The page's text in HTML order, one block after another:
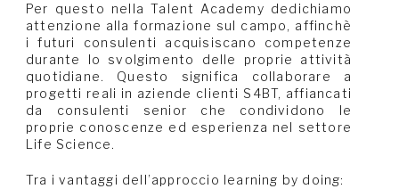
Per questo nella Talent Academy dedichiamo
attenzione alla formazione sul campo, affinchè
i futuri consulenti acquisiscano competenze
durante lo svolgimento delle proprie attività
quotidiane. Questo significa collaborare a
progetti reali in aziende clienti S4BT, affiancati
da consulenti senior che condividono le
proprie conoscenze ed esperienza nel settore
Life Science.
Tra i vantaggi dell’approccio learning by doing: